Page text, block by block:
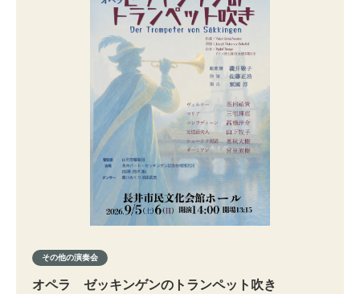
その他の演奏会
オペラ ゼッキンゲンのトランペット吹き